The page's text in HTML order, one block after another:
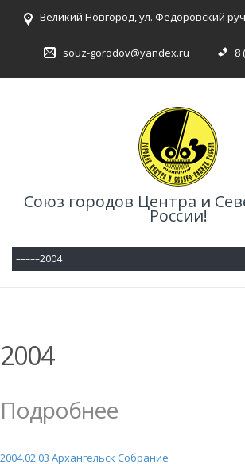
Великий Новгород, ул. Федоровский
souz-gorodov@yandex.ru 8
Союз городов Центра и
России!
2004
Подробнее
2004.02.03 Архангельск Собрание